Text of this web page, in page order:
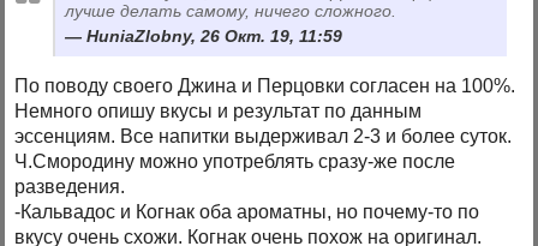
лучше делать самому, ничего сложного.
HuniaZlobny, 26 Окт. 19, 11:59
По поводу своего Джина и Перцовки согласен на 100%.
Немного опишу вкусы и результат по данным
эссенциям. Все напитки выдерживал 2-3 и более суток.
Ч.Смородину можно употреблять сразу-же после
разведения.
-Кальвадос и Когнак оба ароматны, но почему-то по
вкусу очень схожи. Когнак очень похож на оригинал.